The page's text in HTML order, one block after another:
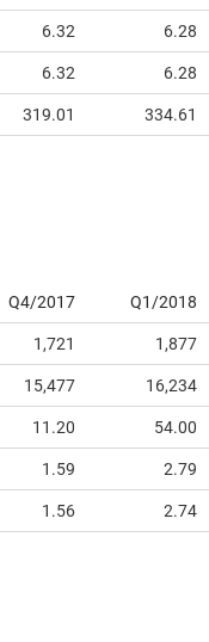
6.32 6.28
6.32 6.28
319.01 334.61
Q4/2017 Q1/2018
1,721 1,877
15,477 16,234
11.20 54.00
1.59 2.79
1.56 2.74